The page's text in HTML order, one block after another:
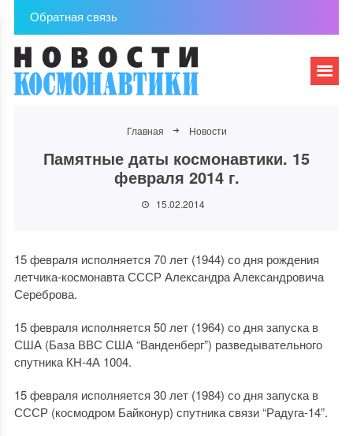
Обратная связь
Главная Новости
Памятные даты космонавтики. 15
февраля 2014 г.
15.02.2014
15 февраля исполняется 70 лет (1944) со дня рождения
летчика-космонавта СССР Александра Александровича
Сереброва.
15 февраля исполняется 50 лет (1964) со дня запуска в
США (База ВВС США “Ванденберг”) разведывательного
спутника КН-4А 1004.
15 февраля исполняется 30 лет (1984) со дня запуска в
СССР (космодром Байконур) спутника связи “Радуга-14”.